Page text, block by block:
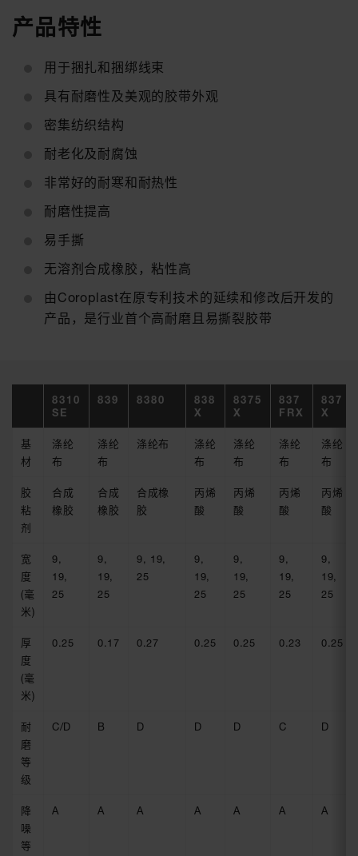
产品特性
用于捆扎和捆绑线束
具有耐磨性及美观的胶带外观
密集纺织结构
耐老化及耐腐蚀
非常好的耐寒和耐热性
耐磨性提高
易手撕
无溶剂合成橡胶，粘性高
由Coroplast在原专利技术的延续和修改后开发的
产品，是行业首个高耐磨且易撕裂胶带
8310
SE
839 8380
838
X
8375
X
837
FRX
837
X
基
材
涤纶
布
涤纶
布
涤纶布
涤纶
布
涤纶
布
涤纶
布
涤纶
布
胶
粘
剂
合成
橡胶
合成
橡胶
合成橡
胶
丙烯
酸
丙烯
酸
丙烯
酸
丙烯
酸
宽
度
(毫
米)
9,
19,
25
9,
19,
25
9, 19,
25
9,
19,
25
9,
19,
25
9,
19,
25
9,
19,
25
厚
度
(毫
米)
0.25 0.17 0.27 0.25 0.25 0.23 0.25
耐
磨
等
级
C/D B D D D C D
降
噪
等
A A A A A A A